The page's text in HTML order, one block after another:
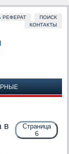
РЕФЕРАТ
ПОИСК
КОНТАКТЫ
Страница
6
в